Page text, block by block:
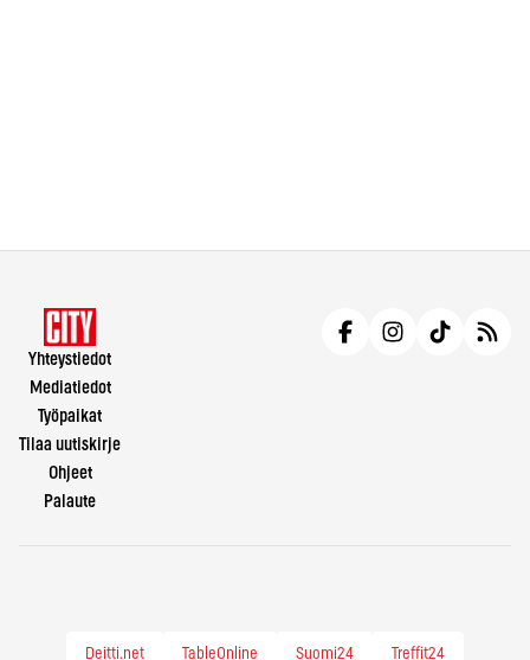
Yhteystiedot
Mediatiedot
Työpaikat
Tilaa uutiskirje
Ohjeet
Palaute
Deitti.net TableOnline Suomi24 Treffit24